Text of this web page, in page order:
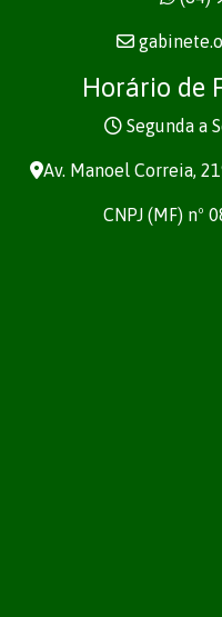
Horário de
Segunda a
Av. Manoel Correia,
CNPJ (MF) nº